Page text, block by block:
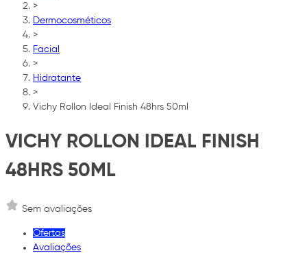
>
Dermocosméticos
>
Facial
>
Hidratante
>
Vichy Rollon Ideal Finish 48hrs 50ml
VICHY ROLLON IDEAL FINISH
48HRS 50ML
Sem avaliações
Ofertas
Avaliações